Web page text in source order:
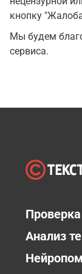
кнопку
Мы будем
сервиса.
Анализ